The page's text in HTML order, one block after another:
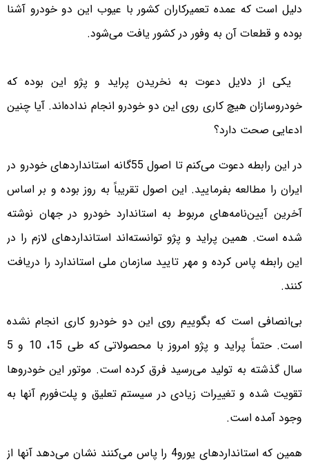
دلیل است که عمده تعمیرکاران کشور با عیوب این دو خودرو آشنا
بوده و قطعات آن به وفور در کشور یافت می‌شود.
‌‌ یکی از دلایل دعوت به نخریدن پراید و پژو این بوده که
خودروسازان هیچ کاری روی این دو خودرو انجام نداده‌اند. آیا چنین
ادعایی صحت دارد؟
در این رابطه دعوت می‌کنم تا اصول 55‌گانه استانداردهای خودرو در
ایران را مطالعه بفرمایید. این اصول تقریباً به روز بوده و بر اساس
آخرین آیین‌نامه‌های مربوط به استاندارد خودرو در جهان نوشته
شده است. همین پراید و پژو توانسته‌اند استانداردهای لازم را در
این رابطه پاس کرده و مهر تایید سازمان ملی استاندارد را دریافت
کنند.
بی‌انصافی است که بگوییم روی این دو خودرو کاری انجام نشده
است. حتماً پراید و پژو امروز با محصولاتی که طی 15، 10 و 5
سال گذشته به تولید می‌رسید فرق کرده است. موتور این خودروها
تقویت شده و تغییرات زیادی در سیستم تعلیق و پلت‌فورم آنها به
وجود آمده است.
همین که استانداردهای یورو‌4 را پاس می‌کنند نشان می‌دهد آنها از